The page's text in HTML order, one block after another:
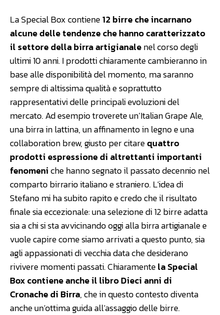
La Special Box contiene12 birre che incarnano
alcune delle tendenze che hanno caratterizzato
il settore della birra artigianalenel corso degli
ultimi 10 anni. I prodotti chiaramente cambieranno in
base alle disponibilità del momento, ma saranno
sempre di altissima qualità e soprattutto
rappresentativi delle principali evoluzioni del
mercato. Ad esempio troverete un’Italian Grape Ale,
una birra in lattina, un affinamento in legno e una
collaboration brew, giusto per citarequattro
prodotti espressione di altrettanti importanti
fenomeniche hanno segnato il passato decennio nel
comparto birrario italiano e straniero. L’idea di
Stefano mi ha subito rapito e credo che il risultato
finale sia eccezionale: una selezione di 12 birre adatta
sia a chi si sta avvicinando oggi alla birra artigianale e
vuole capire come siamo arrivati a questo punto, sia
agli appassionati di vecchia data che desiderano
rivivere momenti passati. Chiaramentela Special
Box contiene anche il libro Dieci anni di
Cronache di Birra, che in questo contesto diventa
anche un’ottima guida all’assaggio delle birre.